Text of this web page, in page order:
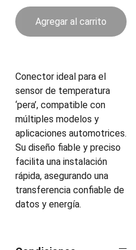
Agregar al carrito
Conector ideal para el
sensor de temperatura
‘pera’, compatible con
múltiples modelos y
aplicaciones automotrices.
Su diseño fiable y preciso
facilita una instalación
rápida, asegurando una
transferencia confiable de
datos y energía.